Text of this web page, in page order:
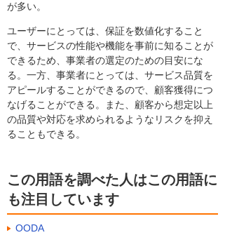
が多い。
ユーザーにとっては、保証を数値化すること
で、サービスの性能や機能を事前に知ることが
できるため、事業者の選定のための目安にな
る。一方、事業者にとっては、サービス品質を
アピールすることができるので、顧客獲得につ
なげることができる。また、顧客から想定以上
の品質や対応を求められるようなリスクを抑え
ることもできる。
この用語を調べた人はこの用語に
も注目しています
OODA